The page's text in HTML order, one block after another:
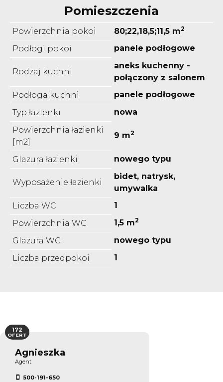
Pomieszczenia
Powierzchnia pokoi 80;22,18,5;11,5 m2
Podłogi pokoi panele podłogowe
Rodzaj kuchni
aneks kuchenny -
połączony z salonem
Podłoga kuchni
panele podłogowe
Typ łazienki
nowa
Powierzchnia łazienki
[m2]
9 m2
Glazura łazienki nowego typu
Wyposażenie łazienki
bidet, natrysk,
umywalka
Liczba WC
1
Powierzchnia WC
1,5 m2
Glazura WC
nowego typu
Liczba przedpokoi
1
Agnieszka
Agent
500-191-650
172
OFERT